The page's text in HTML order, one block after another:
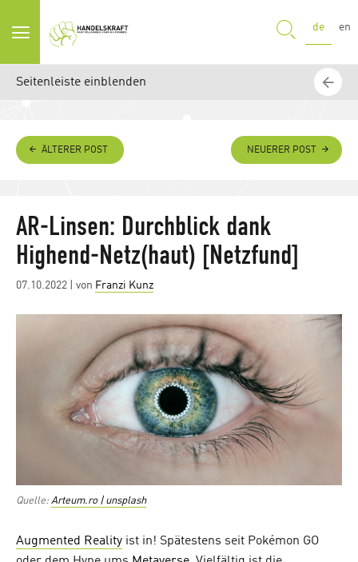
SUCHEde en
ÄLTERER POST NEUERER POST
AR-Linsen: Durchblick dank
Highend-Netz(haut) [Netzfund]
Posted
07.10.2022 | von Franzi Kunz
Quelle: Arteum.ro | unsplash
Augmented Reality ist in! Spätestens seit Pokémon GO
Seitenleiste einblenden